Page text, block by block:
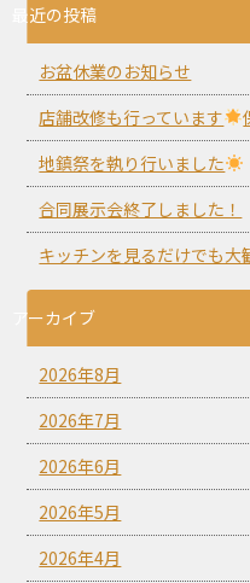
最近の投稿
お盆休業のお知らせ
店舗改修も行っています
地鎮祭を執り行いました
合同展示会終了しました！
キッチンを見るだけでも大
アーカイブ
2026年8月
2026年7月
2026年6月
2026年5月
2026年4月